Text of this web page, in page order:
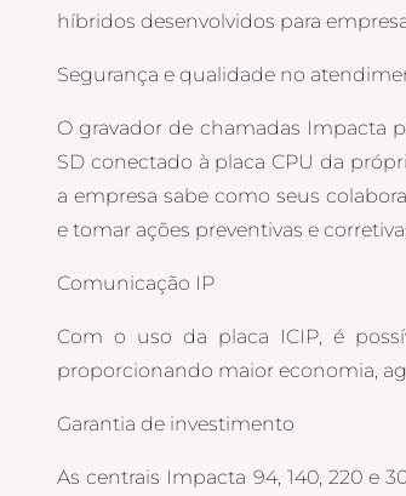
híbridos desenvolvidos para
Segurança e qualidade no
O gravador de chamadas Impacta
SD conectado à placa CPU da
a empresa sabe como seus
e tomar ações preventivas e
Comunicação IP
Com o uso da placa ICIP, é
proporcionando maior economia,
Garantia de investimento
As centrais Impacta 94, 140, 220 e